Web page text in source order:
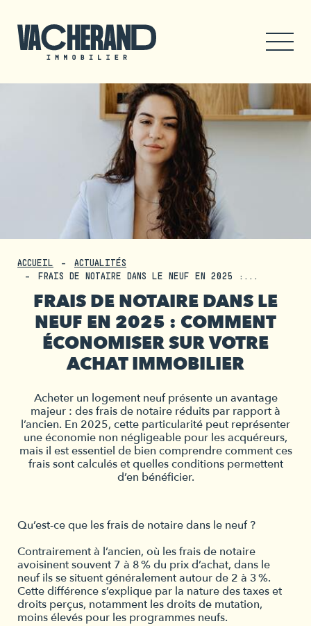
ACCUEIL
ACTUALITÉS
FRAIS DE NOTAIRE DANS LE NEUF EN 2025 :...
FRAIS DE NOTAIRE DANS LE
NEUF EN 2025 : COMMENT
ÉCONOMISER SUR VOTRE
ACHAT IMMOBILIER
Acheter un logement neuf présente un avantage
majeur : des frais de notaire réduits par rapport à
l’ancien. En 2025, cette particularité peut représenter
une économie non négligeable pour les acquéreurs,
mais il est essentiel de bien comprendre comment ces
frais sont calculés et quelles conditions permettent
d’en bénéficier.
Qu’est-ce que les frais de notaire dans le neuf ?
Contrairement à l’ancien, où les frais de notaire
avoisinent souvent 7 à 8 % du prix d’achat, dans le
neuf ils se situent généralement autour de 2 à 3 %.
Cette différence s’explique par la nature des taxes et
droits perçus, notamment les droits de mutation,
moins élevés pour les programmes neufs.